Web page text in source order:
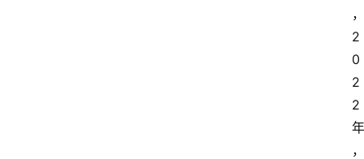
，
2
0
2
2
年
，